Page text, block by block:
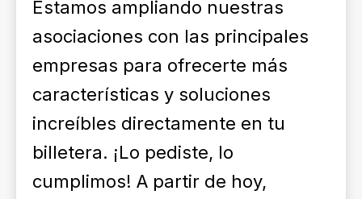
Estamos ampliando nuestras
asociaciones con las principales
empresas para ofrecerte más
características y soluciones
increíbles directamente en tu
billetera. ¡Lo pediste, lo
cumplimos! A partir de hoy,